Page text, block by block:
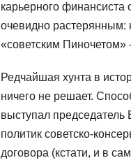
карьерного финансиста
очевидно растерянным:
«советским Пиночетом»
Редчайшая хунта в
ничего не решает.
выступал председатель
политик советско-
договора (кстати, и в